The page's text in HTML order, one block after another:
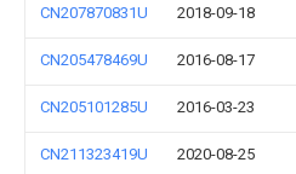
CN207870831U 2018-09-18
CN205478469U 2016-08-17
CN205101285U 2016-03-23
CN211323419U 2020-08-25